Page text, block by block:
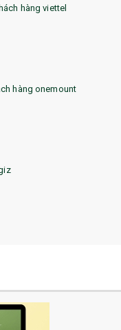
hàng viettel
hàng onemount